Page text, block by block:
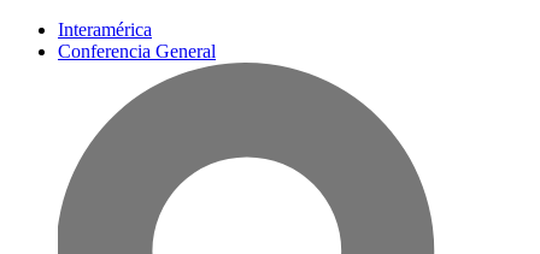
Interamérica
Conferencia General